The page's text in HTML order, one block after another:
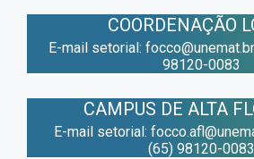
COORDENAÇÃO
E-mail setorial:
98120-0083
CAMPUS DE ALTA
E-mail setorial:
(65) 98120-0083